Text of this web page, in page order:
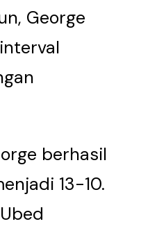
George
berhasil
13-10.